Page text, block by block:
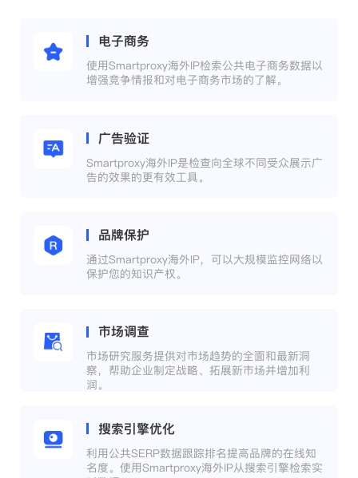
电子商务
使用Smartproxy海外IP检索公共电子商务数据以
增强竞争情报和对电子商务市场的了解。
广告验证
Smartproxy海外IP是检查向全球不同受众展示广
告的效果的更有效工具。
品牌保护
通过Smartproxy海外IP，可以大规模监控网络以
保护您的知识产权。
市场调查
市场研究服务提供对市场趋势的全面和最新洞
察，帮助企业制定战略、拓展新市场并增加利
润。
搜索引擎优化
利用公共SERP数据跟踪排名提高品牌的在线知
名度。使用Smartproxy海外IP从搜索引擎检索实